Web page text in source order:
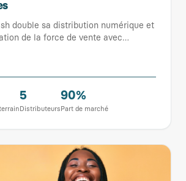
double sa distribution numérique et
de la force de vente avec
5
Distributeurs
90%
Part de marché